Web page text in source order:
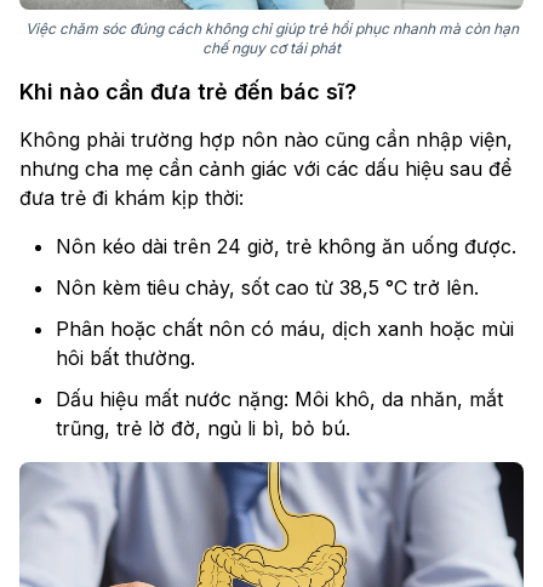
Việc chăm sóc đúng cách không chỉ giúp trẻ hồi phục nhanh mà còn hạn
chế nguy cơ tái phát
Khi nào cần đưa trẻ đến bác sĩ?
Không phải trường hợp nôn nào cũng cần nhập viện,
nhưng cha mẹ cần cảnh giác với các dấu hiệu sau để
đưa trẻ đi khám kịp thời:
Nôn kéo dài trên 24 giờ, trẻ không ăn uống được.
Nôn kèm tiêu chảy, sốt cao từ 38,5 °C trở lên.
Phân hoặc chất nôn có máu, dịch xanh hoặc mùi
hôi bất thường.
Dấu hiệu mất nước nặng: Môi khô, da nhăn, mắt
trũng, trẻ lờ đờ, ngủ li bì, bỏ bú.